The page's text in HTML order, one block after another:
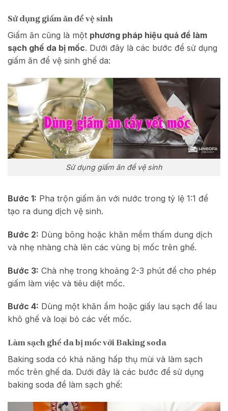
Sử dụng giấm ăn để vệ sinh
Giấm ăn cũng là một phương pháp hiệu quả để làm
sạch ghế da bị mốc. Dưới đây là các bước để sử dụng
giấm ăn để vệ sinh ghế da:
Sử dụng giấm ăn để vệ sinh
Bước 1: Pha trộn giấm ăn với nước trong tỷ lệ 1:1 để
tạo ra dung dịch vệ sinh.
Bước 2: Dùng bông hoặc khăn mềm thấm dung dịch
và nhẹ nhàng chà lên các vùng bị mốc trên ghế.
Bước 3: Chà nhẹ trong khoảng 2-3 phút để cho phép
giấm làm việc và tiêu diệt mốc.
Bước 4: Dùng một khăn ẩm hoặc giấy lau sạch để lau
khô ghế và loại bỏ các vết mốc.
Làm sạch ghế da bị mốc với Baking soda
Baking soda có khả năng hấp thụ mùi và làm sạch
mốc trên ghế da. Dưới đây là các bước để sử dụng
baking soda để làm sạch ghế: